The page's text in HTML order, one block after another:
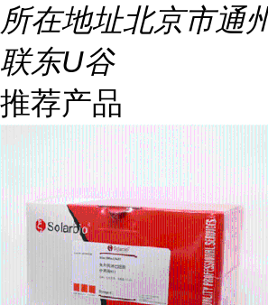
所在地址北京市通
联东U谷
推荐产品